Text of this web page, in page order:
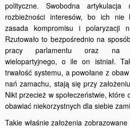
polityczne. Swobodna
rozbieżności interesów, bo ich nie
zasada kompromisu i polaryzacji
Rzutowało to bezpośrednio na
pracy parlamentu oraz na
wielopartyjnego, o ile on istniał.
trwałość systemu, a powołane z
nań zamachu, stają się przy
Nikt przecież w społeczeństwie,
obawiać niekorzystnych dla siebie
Takie właśnie założenia